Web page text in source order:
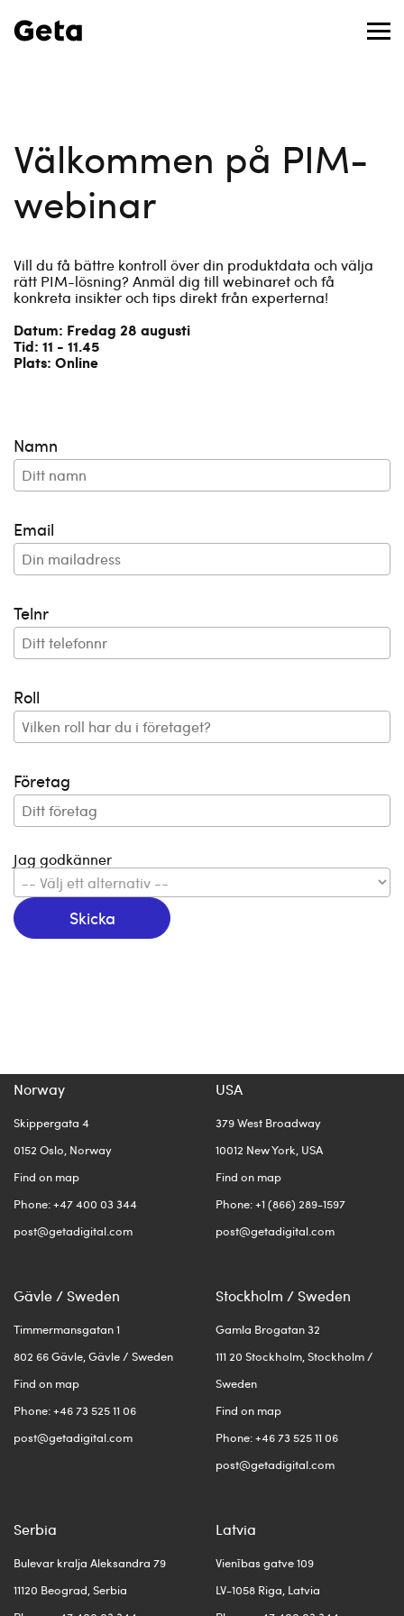
Välkommen på PIM-
webinar
Vill du få bättre kontroll över din produktdata och välja
rätt PIM-lösning? Anmäl dig till webinaret och få
konkreta insikter och tips direkt från experterna!
Datum: Fredag 28 augusti
Tid: 11 - 11.45
Plats: Online
Namn
Email
Telnr
Roll
Företag
Jag godkänner
Skicka
Norway
Skippergata 4
0152 Oslo, Norway
Find on map
Phone: +47 400 03 344
post@getadigital.com
USA
379 West Broadway
10012 New York, USA
Find on map
Phone: +1 (866) 289-1597
post@getadigital.com
Gävle / Sweden
Timmermansgatan 1
802 66 Gävle, Gävle / Sweden
Find on map
Phone: +46 73 525 11 06
post@getadigital.com
Stockholm / Sweden
Gamla Brogatan 32
111 20 Stockholm, Stockholm /
Sweden
Find on map
Phone: +46 73 525 11 06
post@getadigital.com
Serbia
Bulevar kralja Aleksandra 79
11120 Beograd, Serbia
Latvia
Vienības gatve 109
LV-1058 Riga, Latvia